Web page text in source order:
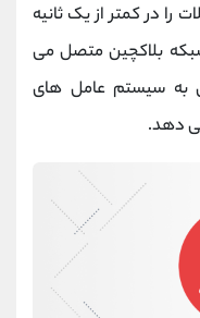
را در کمتر از یک ثانیه
بلاکچین متصل می
به سیستم عامل های
دهد.